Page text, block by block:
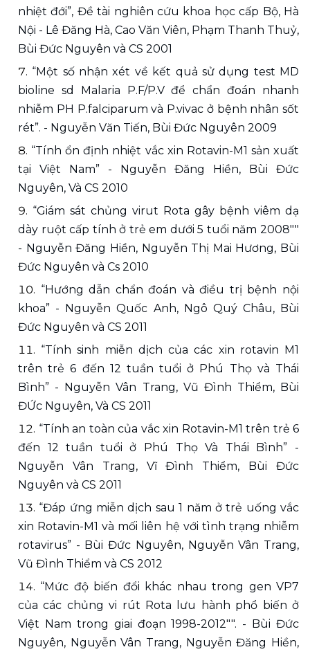
nhiệt đới”, Đề tài nghiên cứu khoa học cấp Bộ, Hà
Nội - Lê Đăng Hà, Cao Văn Viên, Phạm Thanh Thuỷ,
Bùi Đức Nguyên và CS 2001
“Một số nhận xét về kết quả sử dụng test MD
bioline sd Malaria P.F/P.V để chẩn đoán nhanh
nhiễm PH P.falciparum và P.vivac ở bệnh nhân sốt
rét”. - Nguyễn Văn Tiến, Bùi Đức Nguyên 2009
“Tính ổn định nhiệt vắc xin Rotavin-M1 sản xuất
tại Việt Nam” - Nguyễn Đăng Hiền, Bùi Đức
Nguyên, Và CS 2010
“Giám sát chủng virut Rota gây bệnh viêm dạ
dày ruột cấp tính ở trẻ em dưới 5 tuổi năm 2008""
- Nguyễn Đăng Hiền, Nguyễn Thị Mai Hương, Bùi
Đức Nguyên và Cs 2010
“Hướng dẫn chẩn đoán và điều trị bệnh nội
khoa” - Nguyễn Quốc Anh, Ngô Quý Châu, Bùi
Đức Nguyên và CS 2011
“Tính sinh miễn dịch của các xin rotavin M1
trên trẻ 6 đến 12 tuần tuổi ở Phú Thọ và Thái
Bình” - Nguyễn Vân Trang, Vũ Đình Thiểm, Bùi
ĐỨc Nguyên, Và CS 2011
“Tính an toàn của vắc xin Rotavin-M1 trên trẻ 6
đến 12 tuần tuổi ở Phú Thọ Và Thái Bình” -
Nguyễn Vân Trang, Vĩ Đình Thiểm, Bùi Đức
Nguyên và CS 2011
“Đáp ứng miễn dịch sau 1 năm ở trẻ uống vắc
xin Rotavin-M1 và mối liên hệ với tình trạng nhiễm
rotavirus” - Bùi Đức Nguyên, Nguyễn Vân Trang,
Vũ Đình Thiểm và CS 2012
“Mức độ biến đổi khác nhau trong gen VP7
của các chủng vi rút Rota lưu hành phổ biến ở
Việt Nam trong giai đoạn 1998-2012"". - Bùi Đức
Nguyên, Nguyễn Vân Trang, Nguyễn Đăng Hiền,